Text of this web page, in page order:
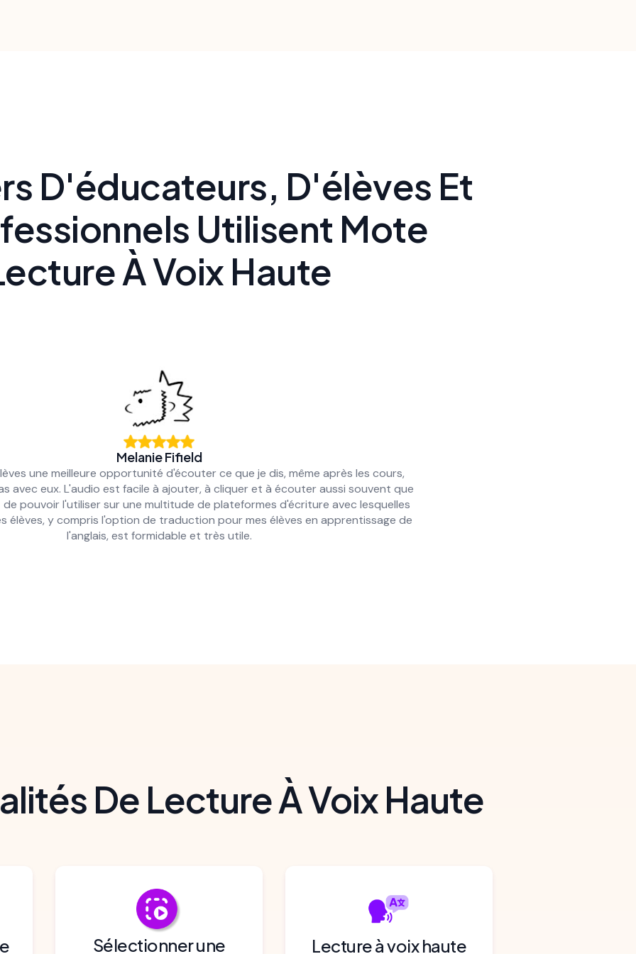
D'éducateurs, D'élèves Et
Utilisent Mote
À Voix Haute
Melanie Fifield
une meilleure opportunité d'écouter ce que je dis, même après les cours,
avec eux. L'audio est facile à ajouter, à cliquer et à écouter aussi souvent que
de pouvoir l'utiliser sur une multitude de plateformes d'écriture avec lesquelles
élèves, y compris l'option de traduction pour mes élèves en apprentissage de
l'anglais, est formidable et très utile.
De Lecture À Voix Haute
Sélectionner une Lecture à voix haute